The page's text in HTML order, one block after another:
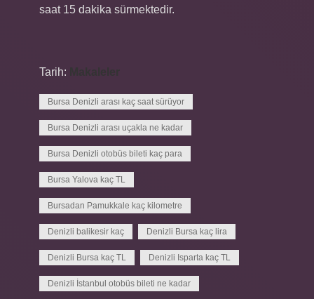
saat 15 dakika sürmektedir.
Tarih:
Bursa Denizli arası kaç saat sürüyor
Bursa Denizli arası uçakla ne kadar
Bursa Denizli otobüs bileti kaç para
Bursa Yalova kaç TL
Bursadan Pamukkale kaç kilometre
Denizli balikesir kaç Denizli Bursa kaç lira
Denizli Bursa kaç TL Denizli Isparta kaç TL
Denizli İstanbul otobüs bileti ne kadar